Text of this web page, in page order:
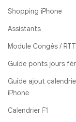
Shopping iPhone
Assistants
Module Congés /
Guide ponts jours
Guide ajout
iPhone
Calendrier F1